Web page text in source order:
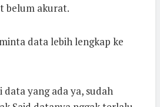
belum akurat.
data lebih lengkap ke
yang ada ya, sudah